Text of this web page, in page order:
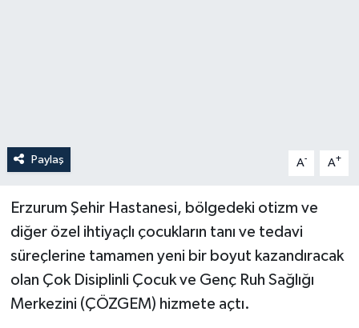
Paylaş A- A+
Erzurum Şehir Hastanesi, bölgedeki otizm ve
diğer özel ihtiyaçlı çocukların tanı ve tedavi
süreçlerine tamamen yeni bir boyut kazandıracak
olan Çok Disiplinli Çocuk ve Genç Ruh Sağlığı
Merkezini (ÇÖZGEM) hizmete açtı.